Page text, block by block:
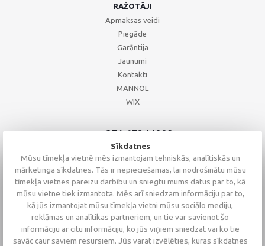
RAŽOTĀJI
Apmaksas veidi
Piegāde
Garāntija
Jaunumi
Kontakti
MANNOL
WIX
+371 67244008
+371 67271055
+371 26002793
Sīkdatnes
Mūsu tīmekļa vietnē mēs izmantojam tehniskās, analītiskās un
mārketinga sīkdatnes. Tās ir nepieciešamas, lai nodrošinātu mūsu
tīmekļa vietnes pareizu darbību un sniegtu mums datus par to, kā
mūsu vietne tiek izmantota. Mēs arī sniedzam informāciju par to,
kā jūs izmantojat mūsu tīmekļa vietni mūsu sociālo mediju,
reklāmas un analītikas partneriem, un tie var savienot šo
informāciju ar citu informāciju, ko jūs viņiem sniedzat vai ko tie
savāc caur saviem resursiem. Jūs varat izvēlēties, kuras sīkdatnes